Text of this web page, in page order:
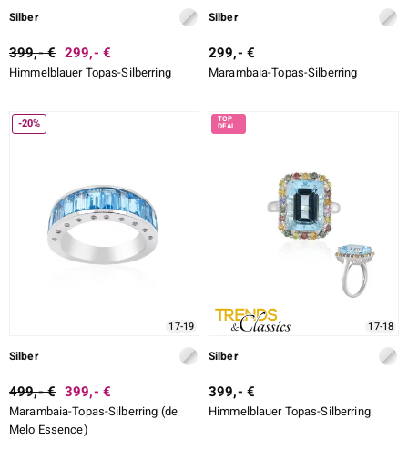
Silber
399,- € 299,- €
Himmelblauer Topas-Silberring
Silber
299,- €
Marambaia-Topas-Silberring
-20%
17-19
Silber
499,- € 399,- €
Marambaia-Topas-Silberring (de
Melo Essence)
17-18
Silber
399,- €
Himmelblauer Topas-Silberring